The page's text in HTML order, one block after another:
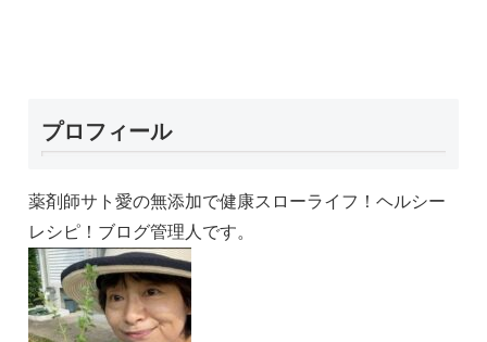
プロフィール
薬剤師サト愛の無添加で健康スローライフ！ヘルシー
レシピ！ブログ管理人です。